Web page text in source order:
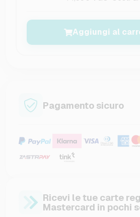
Aggiungi al
Pagamento sicuro
Ricevi le tue carte
Mastercard in pochi